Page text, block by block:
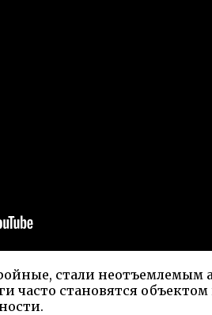
стали неотъемлемым
часто становятся